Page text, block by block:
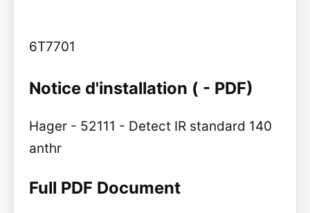
6T7701
Notice d'installation ( - PDF)
Hager - 52111 - Detect IR standard 140
anthr
Full PDF Document